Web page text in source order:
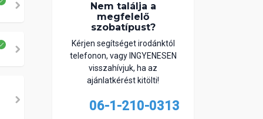
Nem találja a
megfelelő
szobatípust?
Kérjen segítséget irodánktól
telefonon, vagy INGYENESEN
visszahívjuk, ha az
ajánlatkérést kitölti!
06-1-210-0313